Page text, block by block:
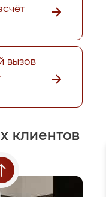
вызов
клиентов